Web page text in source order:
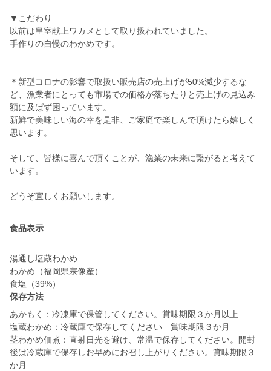
▼こだわり
以前は皇室献上ワカメとして取り扱われていました。
手作りの自慢のわかめです。
＊新型コロナの影響で取扱い販売店の売上げが50%減少するな
ど、漁業者にとっても市場での価格が落ちたりと売上げの見込み
額に及ばず困っています。
新鮮で美味しい海の幸を是非、ご家庭で楽しんで頂けたら嬉しく
思います。
そして、皆様に喜んで頂くことが、漁業の未来に繋がると考えて
います。
どうぞ宜しくお願いします。
食品表示
湯通し塩蔵わかめ
わかめ（福岡県宗像産）
食塩（39%）
保存方法
あかもく：冷凍庫で保管してください。賞味期限３か月以上
塩蔵わかめ：冷蔵庫で保存してください 賞味期限３か月
茎わかめ佃煮：直射日光を避け、常温で保存してください。開封
後は冷蔵庫で保存しお早めにお召し上がりください。賞味期限３
か月